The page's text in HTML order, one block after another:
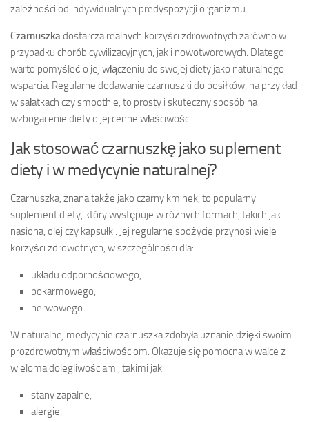
zależności od indywidualnych predyspozycji organizmu.
Czarnuszkadostarcza realnych korzyści zdrowotnych zarówno w
przypadku chorób cywilizacyjnych, jak i nowotworowych. Dlatego
warto pomyśleć o jej włączeniu do swojej diety jako naturalnego
wsparcia. Regularne dodawanie czarnuszki do posiłków, na przykład
w sałatkach czy smoothie, to prosty i skuteczny sposób na
wzbogacenie diety o jej cenne właściwości.
Jak stosować czarnuszkę jako suplement
diety i w medycynie naturalnej?
Czarnuszka, znana także jako czarny kminek, to popularny
suplement diety, który występuje w różnych formach, takich jak
nasiona, olej czy kapsułki. Jej regularne spożycie przynosi wiele
korzyści zdrowotnych, w szczególności dla:
układu odpornościowego,
pokarmowego,
nerwowego.
W naturalnej medycynie czarnuszka zdobyła uznanie dzięki swoim
prozdrowotnym właściwościom. Okazuje się pomocna w walce z
wieloma dolegliwościami, takimi jak:
stany zapalne,
alergie,